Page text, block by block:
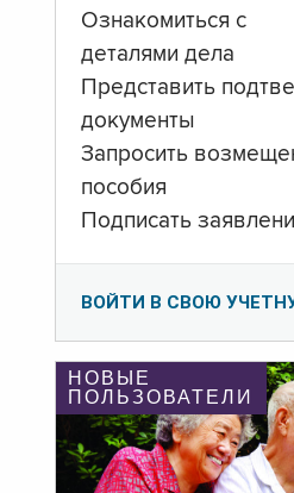
Ознакомиться с
деталями дела
Представить
документы
Запросить
пособия
Подписать
ВОЙТИ В СВОЮ
НОВЫЕ
ПОЛЬЗОВАТЕЛИ